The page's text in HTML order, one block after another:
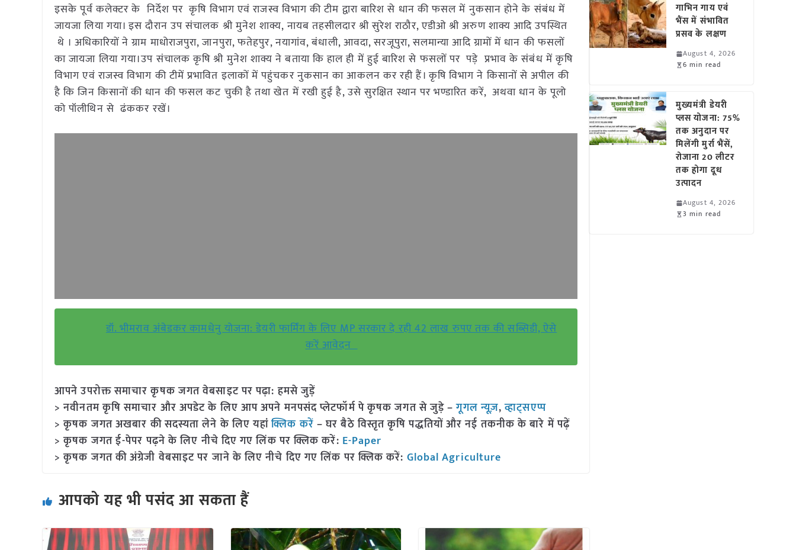
इसके पूर्व कलेक्टर के निर्देश पर कृषि विभाग एवं राजस्व विभाग की टीम द्वारा बारिश से धान की फसल में नुकसान होने के संबंध में
जायजा लिया गया। इस दौरान उप संचालक श्री मुनेश शाक्य, नायब तहसीलदार श्री सुरेश राठौर, एडीओ श्री अरुण शाक्य आदि उपस्थित
थे । अधिकारियों ने ग्राम माधोराजपुरा, जानपुरा, फतेहपुर, नयागांव, बंधाली, आवदा, सरजूपुरा, सलमान्या आदि ग्रामों में धान की फसलों
का जायजा लिया गया।उप संचालक कृषि श्री मुनेश शाक्य ने बताया कि हाल ही में हुई बारिश से फसलों पर पड़े प्रभाव के संबंध में कृषि
विभाग एवं राजस्व विभाग की टीमें प्रभावित इलाकों में पहुंचकर नुकसान का आकलन कर रही हैं। कृषि विभाग ने किसानों से अपील की
है कि जिन किसानों की धान की फसल कट चुकी है तथा खेत में रखी हुई है, उसे सुरक्षित स्थान पर भण्डारित करें, अथवा धान के पूलो
को पॉलीथिन से ढंककर रखें।
डॉ. भीमराव अंबेडकर कामधेनु योजना: डेयरी फार्मिंग के लिए MP सरकार दे रही 42 लाख रुपए तक की सब्सिडी, ऐसे
करें आवेदन
आपने उपरोक्त समाचार कृषक जगत वेबसाइट पर पढ़ा: हमसे जुड़ें
> नवीनतम कृषि समाचार और अपडेट के लिए आप अपने मनपसंद प्लेटफॉर्म पे कृषक जगत से जुड़े –गूगल न्यूज़,व्हाट्सएप्प
> कृषक जगत अखबार की सदस्यता लेने के लिए यहांक्लिक करें – घर बैठे विस्तृत कृषि पद्धतियों और नई तकनीक के बारे में पढ़ें
> कृषक जगत ई-पेपर पढ़ने के लिए नीचे दिए गए लिंक पर क्लिक करें: E-Paper
> कृषक जगत की अंग्रेजी वेबसाइट पर जाने के लिए नीचे दिए गए लिंक पर क्लिक करें: Global Agriculture
आपको यह भी पसंद आ सकता हैं
गाभिन गाय एवं
भैंस में संभावित
प्रसव के लक्षण
August 4, 2026
6 min read
मुख्यमंत्री डेयरी
प्लस योजना: 75%
तक अनुदान पर
मिलेंगी मुर्रा भैंसें,
रोजाना 20 लीटर
तक होगा दूध
उत्पादन
August 4, 2026
3 min read